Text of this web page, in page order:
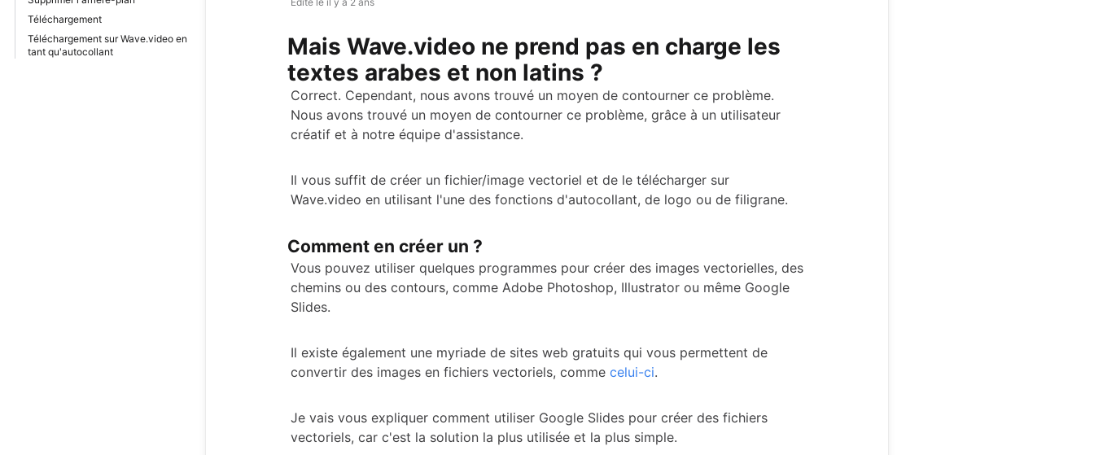
Téléchargement
Téléchargement sur Wave.video en
tant qu'autocollant
Mais Wave.video ne prend pas en charge les
textes arabes et non latins ?
Correct. Cependant, nous avons trouvé un moyen de contourner ce problème.
Nous avons trouvé un moyen de contourner ce problème, grâce à un utilisateur
créatif et à notre équipe d'assistance.
Il vous suffit de créer un fichier/image vectoriel et de le télécharger sur
Wave.video en utilisant l'une des fonctions d'autocollant, de logo ou de filigrane.
Comment en créer un ?
Vous pouvez utiliser quelques programmes pour créer des images vectorielles, des
chemins ou des contours, comme Adobe Photoshop, Illustrator ou même Google
Slides.
Il existe également une myriade de sites web gratuits qui vous permettent de
convertir des images en fichiers vectoriels, comme celui-ci.
Je vais vous expliquer comment utiliser Google Slides pour créer des fichiers
vectoriels, car c'est la solution la plus utilisée et la plus simple.